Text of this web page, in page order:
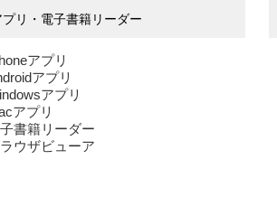
プリ・電子書籍リーダー
アプリ
アプリ
アプリ
アプリ
書籍リーダー
ウザビューア